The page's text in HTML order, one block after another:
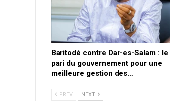
Baritodé contre Dar-es-Salam : le
pari du gouvernement pour une
meilleure gestion des…
PREV NEXT